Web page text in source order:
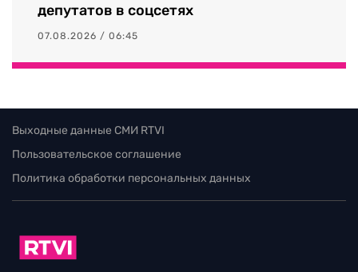
депутатов в соцсетях
07.08.2026 / 06:45
Выходные данные СМИ RTVI
Пользовательское соглашение
Политика обработки персональных данных